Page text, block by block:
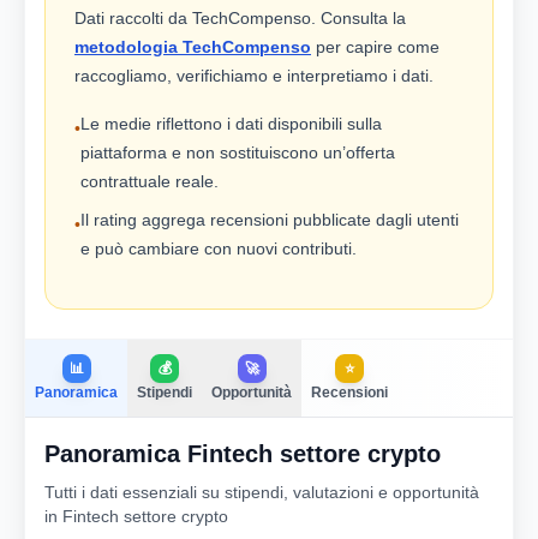
Dati raccolti da TechCompenso. Consulta la
metodologia TechCompenso per capire come
raccogliamo, verifichiamo e interpretiamo i dati.
•Le medie riflettono i dati disponibili sulla
piattaforma e non sostituiscono un’offerta
contrattuale reale.
•Il rating aggrega recensioni pubblicate dagli utenti
e può cambiare con nuovi contributi.
📊
Panoramica
💰
Stipendi
🚀
Opportunità
⭐
Recensioni
Panoramica Fintech settore crypto
Tutti i dati essenziali su stipendi, valutazioni e opportunità
in Fintech settore crypto